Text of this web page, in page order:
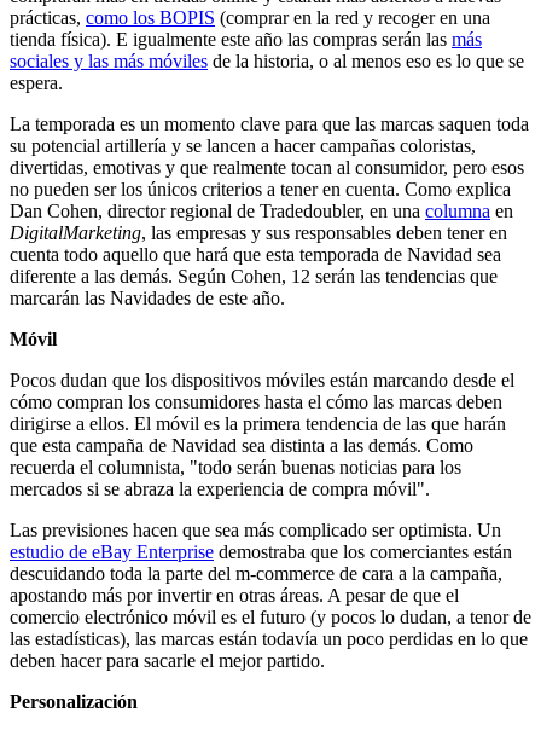
prácticas, como los BOPIS (comprar en la red y recoger en una
tienda física). E igualmente este año las compras serán las más
sociales y las más móviles de la historia, o al menos eso es lo que se
espera.
La temporada es un momento clave para que las marcas saquen toda
su potencial artillería y se lancen a hacer campañas coloristas,
divertidas, emotivas y que realmente tocan al consumidor, pero esos
no pueden ser los únicos criterios a tener en cuenta. Como explica
Dan Cohen, director regional de Tradedoubler, en una columna en
DigitalMarketing, las empresas y sus responsables deben tener en
cuenta todo aquello que hará que esta temporada de Navidad sea
diferente a las demás. Según Cohen, 12 serán las tendencias que
marcarán las Navidades de este año.
Móvil
Pocos dudan que los dispositivos móviles están marcando desde el
cómo compran los consumidores hasta el cómo las marcas deben
dirigirse a ellos. El móvil es la primera tendencia de las que harán
que esta campaña de Navidad sea distinta a las demás. Como
recuerda el columnista, "todo serán buenas noticias para los
mercados si se abraza la experiencia de compra móvil".
Las previsiones hacen que sea más complicado ser optimista. Un
estudio de eBay Enterprise demostraba que los comerciantes están
descuidando toda la parte del m-commerce de cara a la campaña,
apostando más por invertir en otras áreas. A pesar de que el
comercio electrónico móvil es el futuro (y pocos lo dudan, a tenor de
las estadísticas), las marcas están todavía un poco perdidas en lo que
deben hacer para sacarle el mejor partido.
Personalización